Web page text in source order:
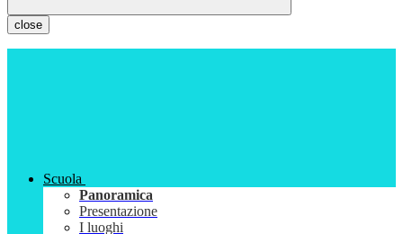
close
Scuola
Panoramica
Presentazione
I luoghi